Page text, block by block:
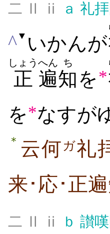
二 Ⅱ ⅱ ａ 礼
^▼ いかんが
正
しょう
遍
へん
知
ち
を*
を*なすが
＊ 云何 ガ礼
来･応･正
二 Ⅱ ⅱ ｂ 讃